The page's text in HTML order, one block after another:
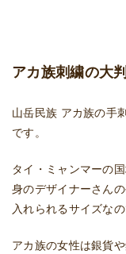
アカ族刺繍の大
山岳民族 アカ族の手
です。
タイ・ミャンマーの
身のデザイナーさん
入れられるサイズな
アカ族の女性は銀貨